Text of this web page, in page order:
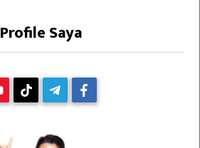
Profile Saya